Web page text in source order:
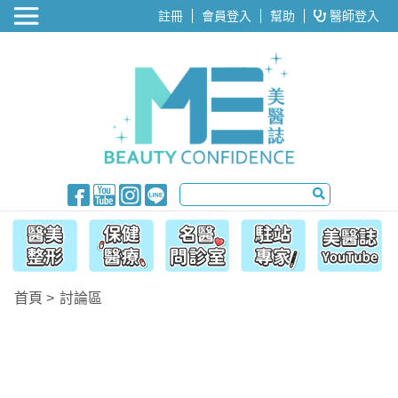
醫美整形 註冊 會員登入 幫助 醫師登入
首頁 討論區